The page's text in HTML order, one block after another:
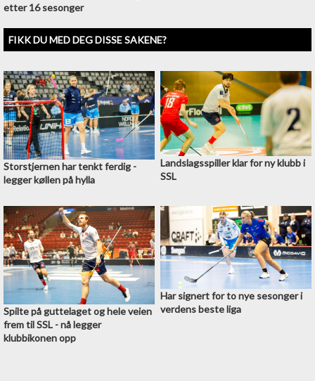
etter 16 sesonger
FIKK DU MED DEG DISSE SAKENE?
Storstjernen har tenkt ferdig -
legger køllen på hylla
Landslagsspiller klar for ny klubb i
SSL
Spilte på guttelaget og hele veien
frem til SSL - nå legger
klubbikonen opp
Har signert for to nye sesonger i
verdens beste liga